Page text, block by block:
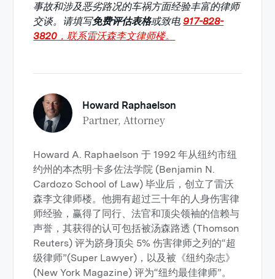
事故和涉及恶劣路况的车祸方面经验丰富的律师
交谈。请填写免费评估表格或致电917-828-
3820 ，联系雷沃森李文律师楼。
Howard Raphaelson
Partner, Attorney
Howard A. Raphaelson 于 1992 年从纽约市纽
约州的本杰明·卡多佐法学院 (Benjamin N.
Cardozo School of Law) 毕业后，创立了雷沃
森李文律师楼。他拥有超过三十年的人身伤害律
师经验，赢得了同行、法官和顶尖领袖的信赖与
声誉，其获得的认可包括被汤森路透 (Thomson
Reuters) 评为跻身顶尖 5% 伤害律师之列的“超
级律师”(Super Lawyer)，以及被《纽约杂志》
(New York Magazine) 评为“纽约最佳律师”。